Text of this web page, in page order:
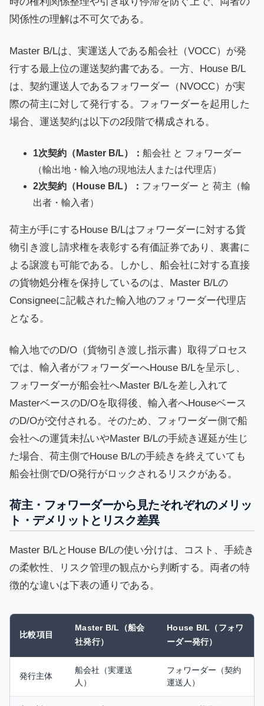
関係性の理解は不可欠である。
Master B/Lは、実運送人である船会社（VOCC）が発
行する最上位の運送契約書である。一方、House B/L
は、契約運送人であるフォワーダー（NVOCC）が実
際の荷主に対して発行する。フォワーダーを起用した
場合、運送契約は以下の2段階で構成される。
1次契約（Master B/L）： 船会社 と フォワーダー
（輸出地・輸入地の現地法人または代理店）
2次契約（House B/L）： フォワーダー と 荷主（輸
出者・輸入者）
荷主が手にするHouse B/Lはフォワーダーに対する貨
物引き渡し請求権を表彰する有価証券であり、裏書に
よる譲渡も可能である。しかし、船会社に対する直接
の貨物処分権を保持しているのは、Master B/Lの
Consigneeに記載された輸入地のフォワーダー代理店
となる。
輸入地でのD/O（貨物引き渡し指示書）取得プロセス
では、輸入者がフォワーダーへHouse B/Lを呈示し、
フォワーダーが船会社へMaster B/Lを差し入れて
MasterベースのD/Oを取得後、輸入者へHouseベース
のD/Oが交付される。そのため、フォワーダー側で船
会社への運賃未払いやMaster B/Lの手続き遅延が生じ
た場合、荷主側でHouse B/Lの手続きを終えていても
船会社側でD/O発行がロックされるリスクがある。
荷主・フォワーダーから見たそれぞれのメリッ
ト・デメリットとリスク差異
Master B/LとHouse B/Lの使い分けは、コスト、手続き
の柔軟性、リスク管理の観点から判断する。両者の特
徴的な違いは下表の通りである。
比較項目
Master B/L（船会
社発行）
House B/L（フォワ
ーダー発行）
発行主体
船会社（実運送
人）
フォワーダー（契約
運送人）